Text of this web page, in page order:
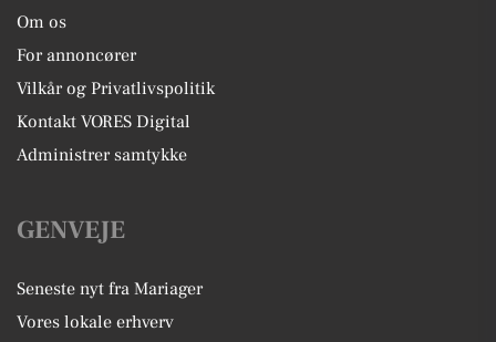
Om os
For annoncører
Vilkår og Privatlivspolitik
Kontakt VORES Digital
Administrer samtykke
GENVEJE
Seneste nyt fra Mariager
Vores lokale erhverv